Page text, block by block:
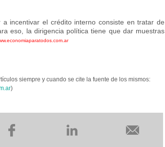
incentivar el crédito interno consiste en tratar de
eso, la dirigencia política tiene que dar muestras
siempre y cuando se cite la fuente de los mismos:
)